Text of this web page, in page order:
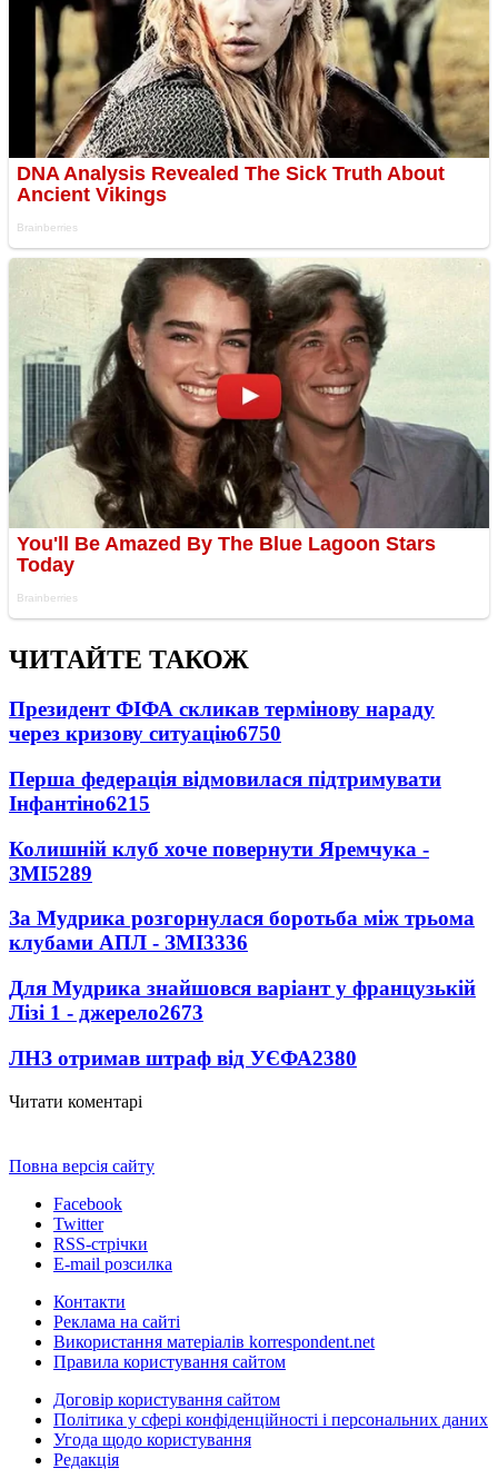
ЧИТАЙТЕ ТАКОЖ
Президент ФІФА скликав термінову нараду
через кризову ситуацію6750
Перша федерація відмовилася підтримувати
Інфантіно6215
Колишній клуб хоче повернути Яремчука -
ЗМІ5289
За Мудрика розгорнулася боротьба між трьома
клубами АПЛ - ЗМІ3336
Для Мудрика знайшовся варіант у французькій
Лізі 1 - джерело2673
ЛНЗ отримав штраф від УЄФА2380
Читати коментарі
Повна версія сайту
Facebook
Twitter
RSS-стрічки
E-mail розсилка
Контакти
Реклама на сайті
Використання матеріалів korrespondent.net
Правила користування сайтом
Договір користування сайтом
Політика у сфері конфіденційності і персональних даних
Угода щодо користування
Редакція